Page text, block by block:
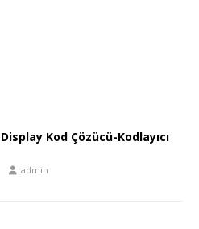
Kod Çözücü-Kodlayıcı
admin